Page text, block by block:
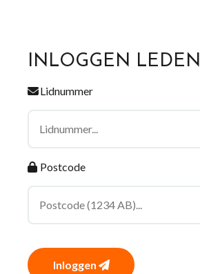
INLOGGEN LEDEN
Lidnummer
Postcode
Inloggen